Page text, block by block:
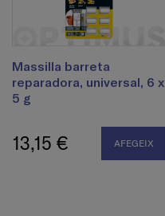
Massilla barreta
reparadora, universal, 6 x
5 g
13,15 € AFEGEIX